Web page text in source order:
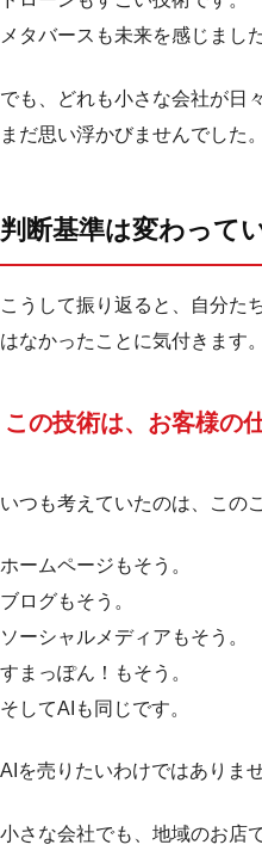
メタバースも未来を感じました
でも、どれも小さな会社が日
まだ思い浮かびませんでした。
判断基準は変わって
こうして振り返ると、自分た
はなかったことに気付きます。
この技術は、お客様の
いつも考えていたのは、この
ホームページもそう。
ブログもそう。
ソーシャルメディアもそう。
すまっぽん！もそう。
そしてAIも同じです。
AIを売りたいわけではありませ
小さな会社でも、地域のお店